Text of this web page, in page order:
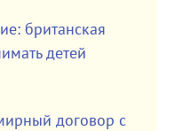
британская
детей
договор с